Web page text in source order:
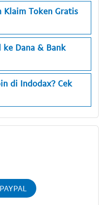
Klaim Token Gratis
ke Dana & Bank
di Indodax? Cek